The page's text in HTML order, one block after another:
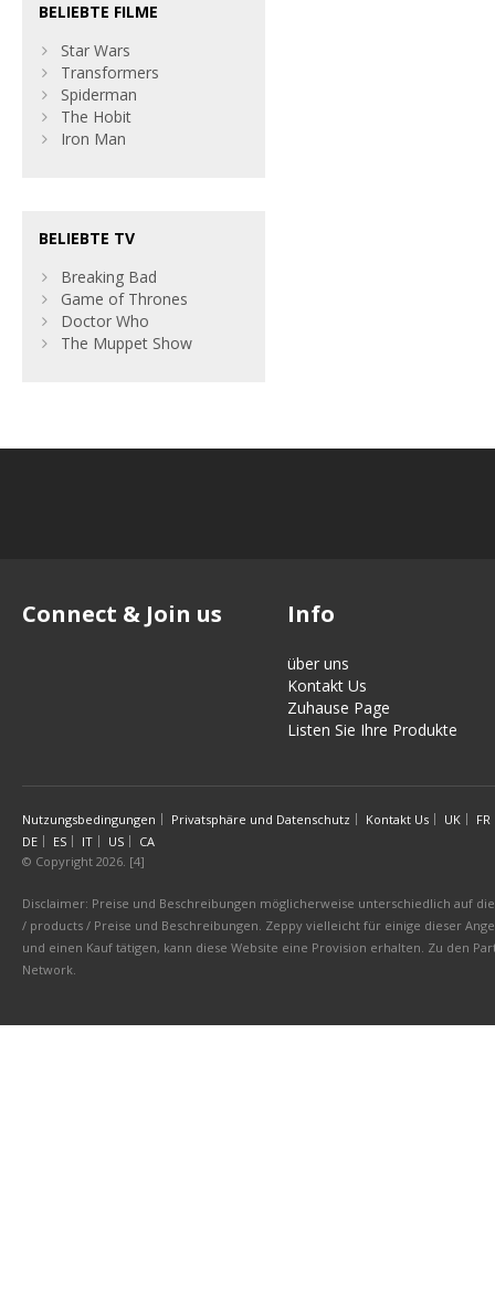
BELIEBTE FILME
Star Wars
Transformers
Spiderman
The Hobit
Iron Man
BELIEBTE TV
Breaking Bad
Game of Thrones
Doctor Who
The Muppet Show
Connect & Join us Info
über uns
Kontakt Us
Zuhause Page
Listen Sie Ihre Produkte
Nutzungsbedingungen Privatsphäre und Datenschutz Kontakt Us UK
FR
DE
ES IT US
CA
© Copyright 2026. [4]
Disclaimer: Preise und Beschreibungen möglicherweise unterschiedlich auf
/ products / Preise und Beschreibungen. Zeppy vielleicht für einige dieser
und einen Kauf tätigen, kann diese Website eine Provision erhalten. Zu den
Network.